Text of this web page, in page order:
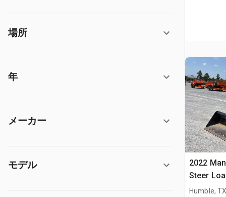
場所
年
メーカー
モデル
2022
Steer
Humble,